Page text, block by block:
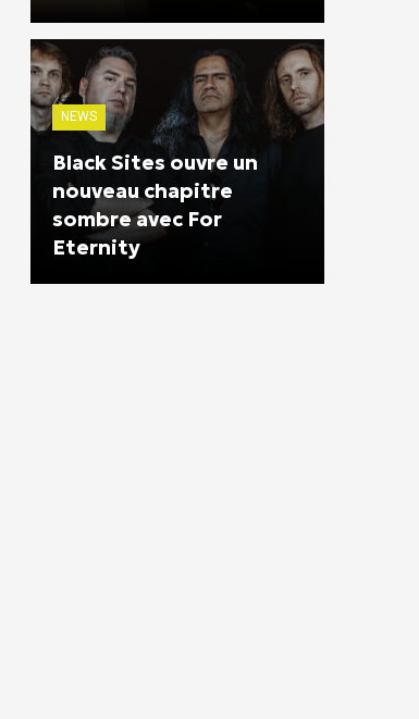
NEWS
Black Sites ouvre un
nouveau chapitre
sombre avec For
Eternity